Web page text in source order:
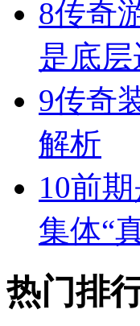
8传奇
是底
9传奇
解析
10前期
集体“
热门排